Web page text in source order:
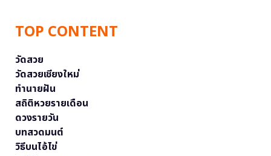
TOP CONTENT
วัดสวย
วัดสวยเชียงใหม่
ทำนายฝัน
สถิติหวยรายเดือน
ดวงรายวัน
บทสวดมนต์
วิธีบนไอ้ไข่